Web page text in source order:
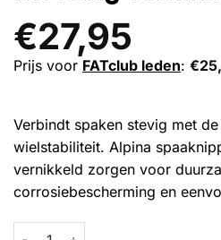
€27,95
Prijs voor FATclub leden: €
Verbindt spaken stevig met
wielstabiliteit. Alpina
vernikkeld zorgen voor
corrosiebescherming en
Alpina Spaaknippel 13 messing
Alternative: